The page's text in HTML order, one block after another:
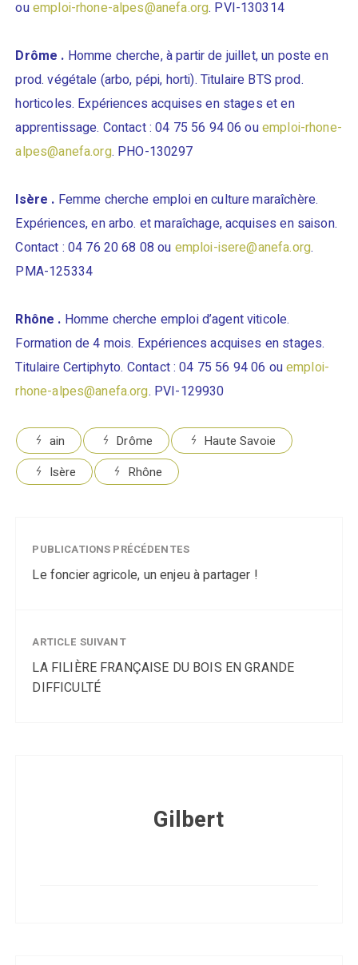
ouemploi-rhone-alpes@anefa.org. PVI-130314
Drôme . Homme cherche, à partir de juillet, un poste en
prod. végétale (arbo, pépi, horti). Titulaire BTS prod.
horticoles. Expériences acquises en stages et en
apprentissage. Contact : 04 75 56 94 06 ouemploi-rhone-
alpes@anefa.org. PHO-130297
Isère . Femme cherche emploi en culture maraîchère.
Expériences, en arbo. et maraîchage, acquises en saison.
Contact : 04 76 20 68 08 ou emploi-isere@anefa.org.
PMA-125334
Rhône . Homme cherche emploi d’agent viticole.
Formation de 4 mois. Expériences acquises en stages.
Titulaire Certiphyto. Contact : 04 75 56 94 06 ouemploi-
rhone-alpes@anefa.org. PVI-129930
ain Drôme
Haute Savoie
Isère
Rhône
PUBLICATIONS PRÉCÉDENTES
Le foncier agricole, un enjeu à partager !
ARTICLE SUIVANT
LA FILIÈRE FRANÇAISE DU BOIS EN GRANDE
DIFFICULTÉ
Gilbert